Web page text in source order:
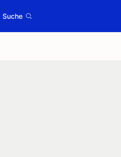
Suche